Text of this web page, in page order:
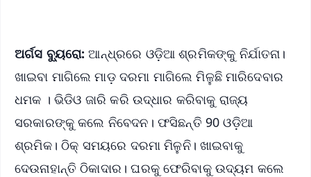
ଅର୍ଗସ ବ୍ୟୁରୋ: ଆନ୍ଧ୍ରରେ ଓଡ଼ିଆ ଶ୍ରମିକଙ୍କୁ ନିର୍ଯାତନା।
ଖାଇବା ମାଗିଲେ ମାଡ଼ ଦରମା ମାଗିଲେ ମିଳୁଛି ମାରିଦେବାର
ଧମକ । ଭିଡିଓ ଜାରି କରି ଉଦ୍ଧାର କରିବାକୁ ରାଜ୍ୟ
ସରକାରଙ୍କୁ କଲେ ନିବେଦନ। ଫସିଛନ୍ତି 90 ଓଡ଼ିଆ
ଶ୍ରମିକ। ଠିକ୍ ସମୟରେ ଦରମା ମିଳୁନି। ଖାଇବାକୁ
ଦେଉନାହାନ୍ତି ଠିକାଦାର। ଘରକୁ ଫେରିବାକୁ ଉଦ୍ୟମ କଲେ